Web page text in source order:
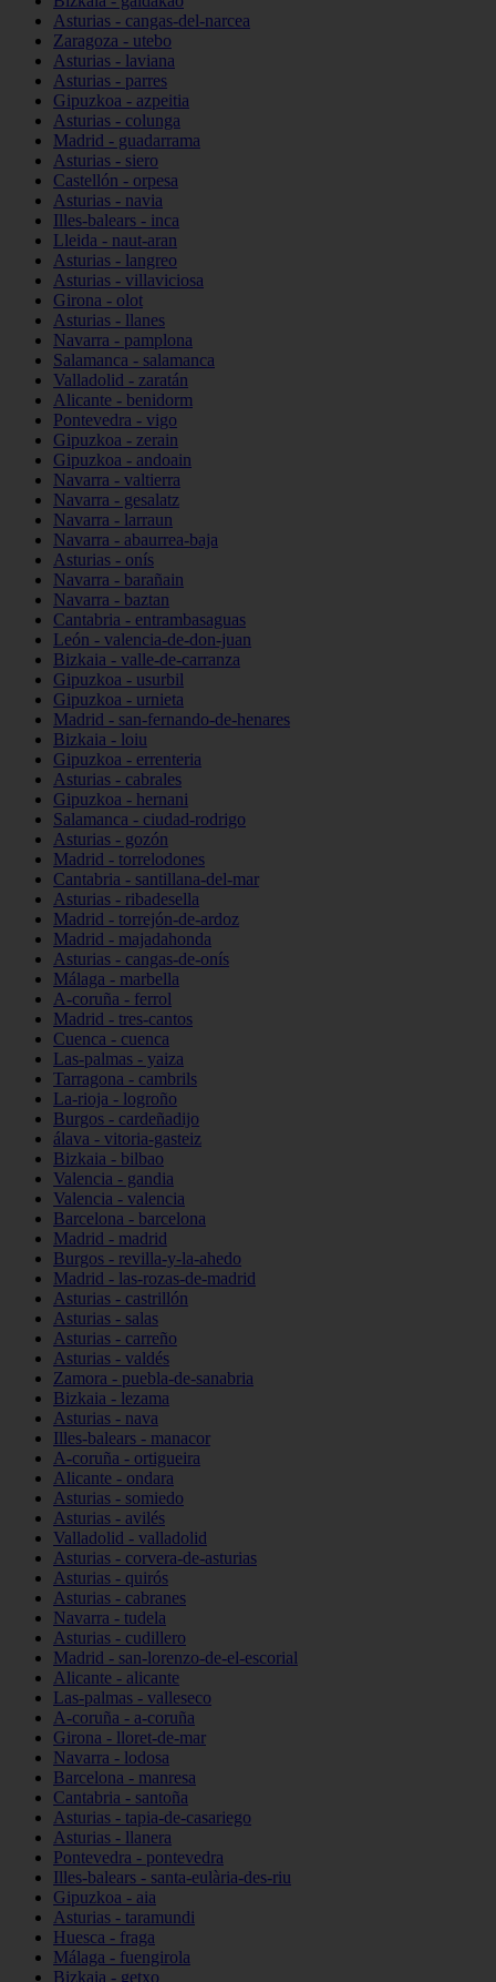
Asturias - cangas-del-narcea
Zaragoza - utebo
Asturias - laviana
Asturias - parres
Gipuzkoa - azpeitia
Asturias - colunga
Madrid - guadarrama
Asturias - siero
Castellón - orpesa
Asturias - navia
Illes-balears - inca
Lleida - naut-aran
Asturias - langreo
Asturias - villaviciosa
Girona - olot
Asturias - llanes
Navarra - pamplona
Salamanca - salamanca
Valladolid - zaratán
Alicante - benidorm
Pontevedra - vigo
Gipuzkoa - zerain
Gipuzkoa - andoain
Navarra - valtierra
Navarra - gesalatz
Navarra - larraun
Navarra - abaurrea-baja
Asturias - onís
Navarra - barañain
Navarra - baztan
Cantabria - entrambasaguas
León - valencia-de-don-juan
Bizkaia - valle-de-carranza
Gipuzkoa - usurbil
Gipuzkoa - urnieta
Madrid - san-fernando-de-henares
Bizkaia - loiu
Gipuzkoa - errenteria
Asturias - cabrales
Gipuzkoa - hernani
Salamanca - ciudad-rodrigo
Asturias - gozón
Madrid - torrelodones
Cantabria - santillana-del-mar
Asturias - ribadesella
Madrid - torrejón-de-ardoz
Madrid - majadahonda
Asturias - cangas-de-onís
Málaga - marbella
A-coruña - ferrol
Madrid - tres-cantos
Cuenca - cuenca
Las-palmas - yaiza
Tarragona - cambrils
La-rioja - logroño
Burgos - cardeñadijo
álava - vitoria-gasteiz
Bizkaia - bilbao
Valencia - gandia
Valencia - valencia
Barcelona - barcelona
Madrid - madrid
Burgos - revilla-y-la-ahedo
Madrid - las-rozas-de-madrid
Asturias - castrillón
Asturias - salas
Asturias - carreño
Asturias - valdés
Zamora - puebla-de-sanabria
Bizkaia - lezama
Asturias - nava
Illes-balears - manacor
A-coruña - ortigueira
Alicante - ondara
Asturias - somiedo
Asturias - avilés
Valladolid - valladolid
Asturias - corvera-de-asturias
Asturias - quirós
Asturias - cabranes
Navarra - tudela
Asturias - cudillero
Madrid - san-lorenzo-de-el-escorial
Alicante - alicante
Las-palmas - valleseco
A-coruña - a-coruña
Girona - lloret-de-mar
Navarra - lodosa
Barcelona - manresa
Cantabria - santoña
Asturias - tapia-de-casariego
Asturias - llanera
Pontevedra - pontevedra
Illes-balears - santa-eulària-des-riu
Gipuzkoa - aia
Asturias - taramundi
Huesca - fraga
Málaga - fuengirola
Bizkaia - getxo